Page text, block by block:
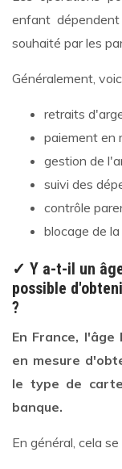
enfant
souhaité par les
Généralement,
retraits
paiement en
gestion de
suivi des
contrôle
blocage de
✓ Y a-t-il un
possible
?
En France,
en mesure
le type de
banque.
En général, cela